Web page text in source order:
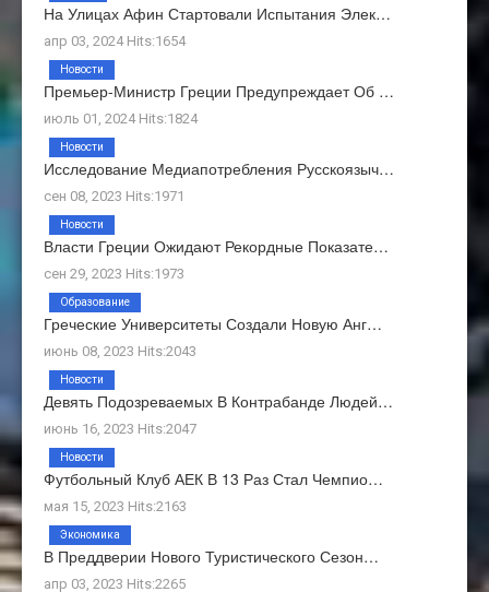
На Улицах Афин Стартовали Испытания Элек…
апр 03, 2024 Hits:1654
Премьер-Министр Греции Предупреждает Об …
июль 01, 2024 Hits:1824
Новости
Исследование Медиапотребления Русскоязыч…
сен 08, 2023 Hits:1971
Новости
Власти Греции Ожидают Рекордные Показате…
сен 29, 2023 Hits:1973
Новости
Греческие Университеты Создали Новую Анг…
июнь 08, 2023 Hits:2043
Образование
Девять Подозреваемых В Контрабанде Людей…
июнь 16, 2023 Hits:2047
Новости
Футбольный Клуб АЕК В 13 Раз Стал Чемпио…
мая 15, 2023 Hits:2163
Новости
В Преддверии Нового Туристического Сезон…
апр 03, 2023 Hits:2265
Экономика